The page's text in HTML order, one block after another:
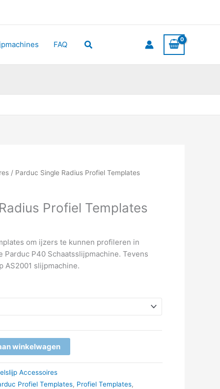
FAQ Zoeken
/ Parduc Single Radius Profiel Templates
Profiel Templates
om ijzers te kunnen profileren in
Parduc P40 Schaatsslijpmachine. Tevens
AS2001 slijpmachine.
winkelwagen
Accessoires
Profiel Templates, Profiel Templates,